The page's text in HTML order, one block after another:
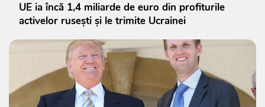
UE ia încă 1,4 miliarde de euro din profiturile
activelor rusești și le trimite Ucrainei